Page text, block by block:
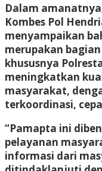
Dalam
Kombes Pol
menyampaikan
merupakan
khususnya
meningkatkan
masyarakat,
terkoordinasi,
“Pamapta ini
pelayanan
informasi dari